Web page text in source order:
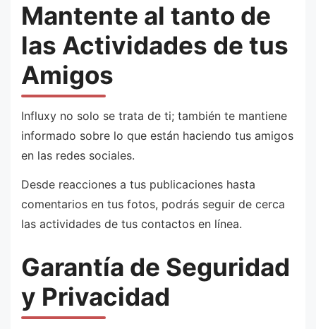
Mantente al tanto de
las Actividades de tus
Amigos
Influxy no solo se trata de ti; también te mantiene
informado sobre lo que están haciendo tus amigos
en las redes sociales.
Desde reacciones a tus publicaciones hasta
comentarios en tus fotos, podrás seguir de cerca
las actividades de tus contactos en línea.
Garantía de Seguridad
y Privacidad